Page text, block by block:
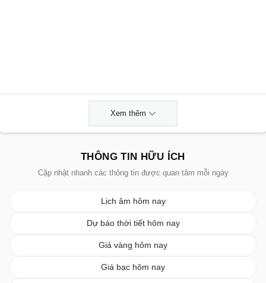
Xem thêm
THÔNG TIN HỮU ÍCH
Cập nhật nhanh các thông tin được quan tâm mỗi ngày
Lịch âm hôm nay
Dự báo thời tiết hôm nay
Giá vàng hôm nay
Giá bạc hôm nay